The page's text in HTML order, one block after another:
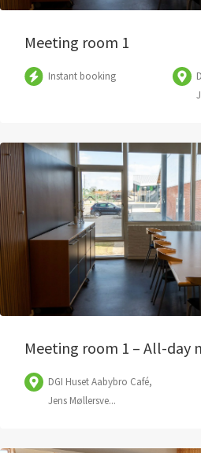
Meeting room 1
Instant booking
Meeting room 1 – All-day
DGI Huset Aabybro Café,
Jens Møllersve...